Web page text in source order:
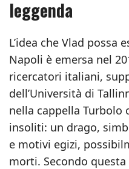
leggenda
L’idea che Vlad possa
Napoli è emersa nel
ricercatori italiani,
dell’Università di
nella cappella Turbolo
insoliti: un drago,
e motivi egizi,
morti. Secondo